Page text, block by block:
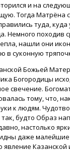
и на
Тогда Матрёна
туда, куда
Немного походив
нашли они
в суконную
Божьей
Богородицы
свечение.
тому, что,
к людям.
будто Образ
настолько
даже малейшие
явление Казанской